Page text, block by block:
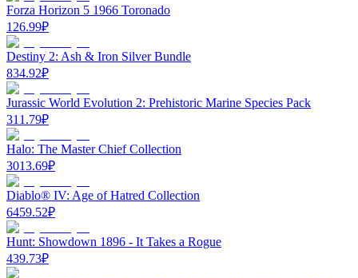
Forza Horizon 5 1966 Toronado
126.99₽
Destiny 2: Ash & Iron Silver Bundle
834.92₽
Jurassic World Evolution 2: Prehistoric Marine Species Pack
311.79₽
Halo: The Master Chief Collection
3013.69₽
Diablo® IV: Age of Hatred Collection
6459.52₽
Hunt: Showdown 1896 - It Takes a Rogue
439.73₽